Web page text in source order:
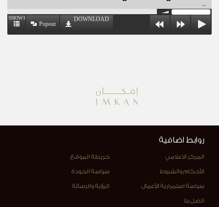
00:00
SHOW PLAYLIST
Popout
DOWNLOAD
روابط اضافية
المركز الاعلامي خريطة الموقع
الأحكام والشروط سياسة الجودة
سياسة استمرارية الأعمال الرؤية والرسالة
اتصل بنا